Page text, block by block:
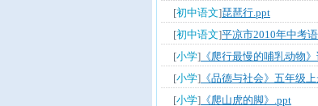
[初中语文]琵琶行.ppt
[初中语文]平凉市2010年中考
[小学] 《爬行最慢的哺乳动物
[小学] 《品德与社会》五年级
[小学] 《爬山虎的脚》.ppt